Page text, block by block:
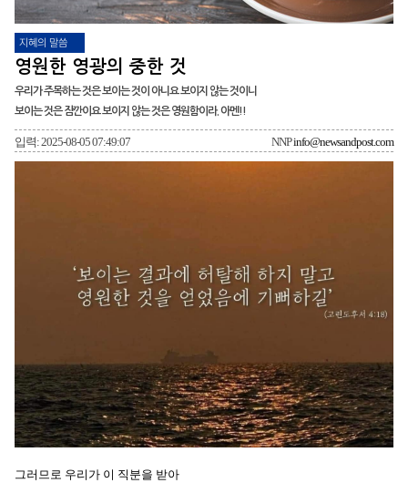
지혜의 말씀
영원한 영광의 중한 것
우리가 주목하는 것은 보이는 것이 아니요 보이지 않는 것이니
보이는 것은 잠깐이요 보이지 않는 것은 영원함이라. 아멘!!
입력: 2025-08-05 07:49:07 NNPinfo@newsandpost.com
그러므로 우리가 이 직분을 받아